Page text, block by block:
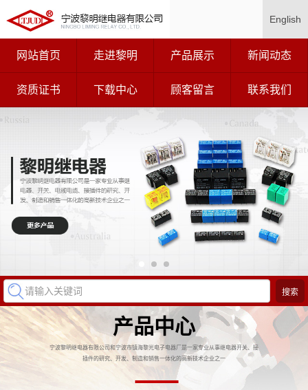
English
网站首页 走进黎明 产品展示 新闻动态
资质证书 下载中心 顾客留言 联系我们
产品中心
宁波黎明继电器有限公司和宁波市镇海黎光电子电器厂是一家专业从事继电器开关、接
插件的研究、开发、制造和销售一体化的高新技术企业之一